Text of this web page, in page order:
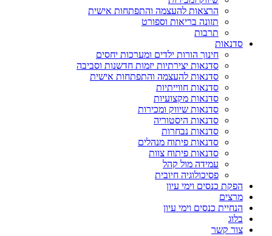
הרצאות להעצמה והתפתחות אישית
תזונה בריאות וספורט
תרבות
סדנאות
חינוך הורות ילדים ומערכות יחסים
סדנאות יצירתיות יזמות חדשנות וסביבה
סדנאות להעצמה והתפתחות אישית
סדנאות חווייתיות
סדנאות מקצועיות
סדנאות שיווק ומכירות
סדנאות היסטוריה
סדנאות נבחרות
סדנאות פיתוח מנהלים
סדנאות פיתוח צוות
עמידה מול קהל
פסיכולוגיה חיובית
הפקת כנסים וימי עיון
מרצים
הנחיית כנסים וימי עיון
בלוג
צור קשר